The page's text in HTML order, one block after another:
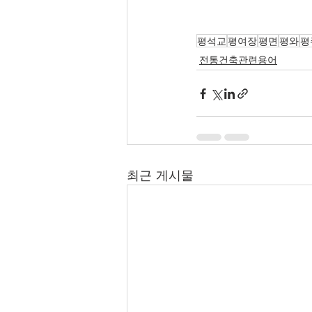
평석교평여장평면 평와
전통건축관련용어
최근 게시물